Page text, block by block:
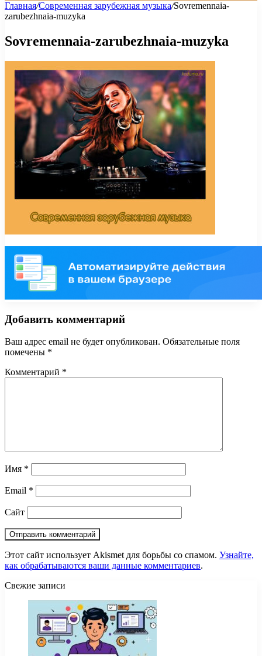
Главная/Современная зарубежная музыка/Sovremennaia-
zarubezhnaia-muzyka
Sovremennaia-zarubezhnaia-muzyka
Добавить комментарий
Ваш адрес email не будет опубликован. Обязательные поля
помечены *
Комментарий *
Имя *
Email *
Сайт
Этот сайт использует Akismet для борьбы со спамом. Узнайте,
как обрабатываются ваши данные комментариев.
Свежие записи